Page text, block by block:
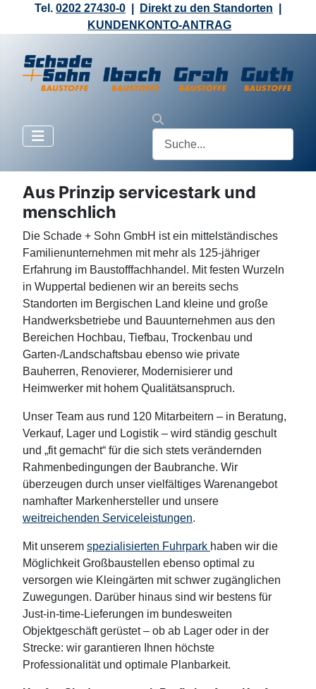
Tel. 0202 27430-0 Direkt zu den Standorten
KUNDENKONTO-ANTRAG
Aus Prinzip servicestark und
menschlich
Die Schade + Sohn GmbH ist ein mittelständisches
Familienunternehmen mit mehr als 125-jähriger
Erfahrung im Baustofffachhandel. Mit festen Wurzeln
in Wuppertal bedienen wir an bereits sechs
Standorten im Bergischen Land kleine und große
Handwerksbetriebe und Bauunternehmen aus den
Bereichen Hochbau, Tiefbau, Trockenbau und
Garten-/Landschaftsbau ebenso wie private
Bauherren, Renovierer, Modernisierer und
Heimwerker mit hohem Qualitätsanspruch.
Unser Team aus rund 120 Mitarbeitern – in Beratung,
Verkauf, Lager und Logistik – wird ständig geschult
und „fit gemacht“ für die sich stets verändernden
Rahmenbedingungen der Baubranche. Wir
überzeugen durch unser vielfältiges Warenangebot
namhafter Markenhersteller und unsere
weitreichenden Serviceleistungen.
Mit unserem spezialisierten Fuhrpark haben wir die
Möglichkeit Großbaustellen ebenso optimal zu
versorgen wie Kleingärten mit schwer zugänglichen
Zuwegungen. Darüber hinaus sind wir bestens für
Just-in-time-Lieferungen im bundesweiten
Objektgeschäft gerüstet – ob ab Lager oder in der
Strecke: wir garantieren Ihnen höchste
Professionalität und optimale Planbarkeit.